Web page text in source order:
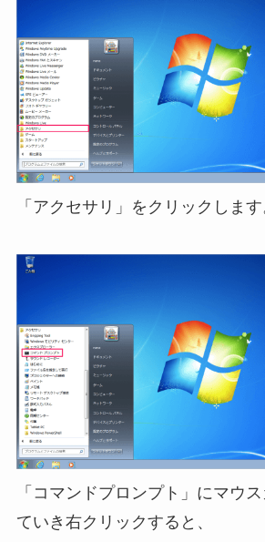
「アクセサリ」をクリックします
「コマンドプロンプト」にマウ
ていき右クリックすると、